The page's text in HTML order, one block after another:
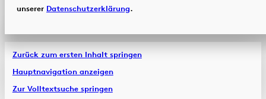
unserer Datenschutzerklärung.
Zurück zum ersten Inhalt springen
Hauptnavigation anzeigen
Zur Volltextsuche springen